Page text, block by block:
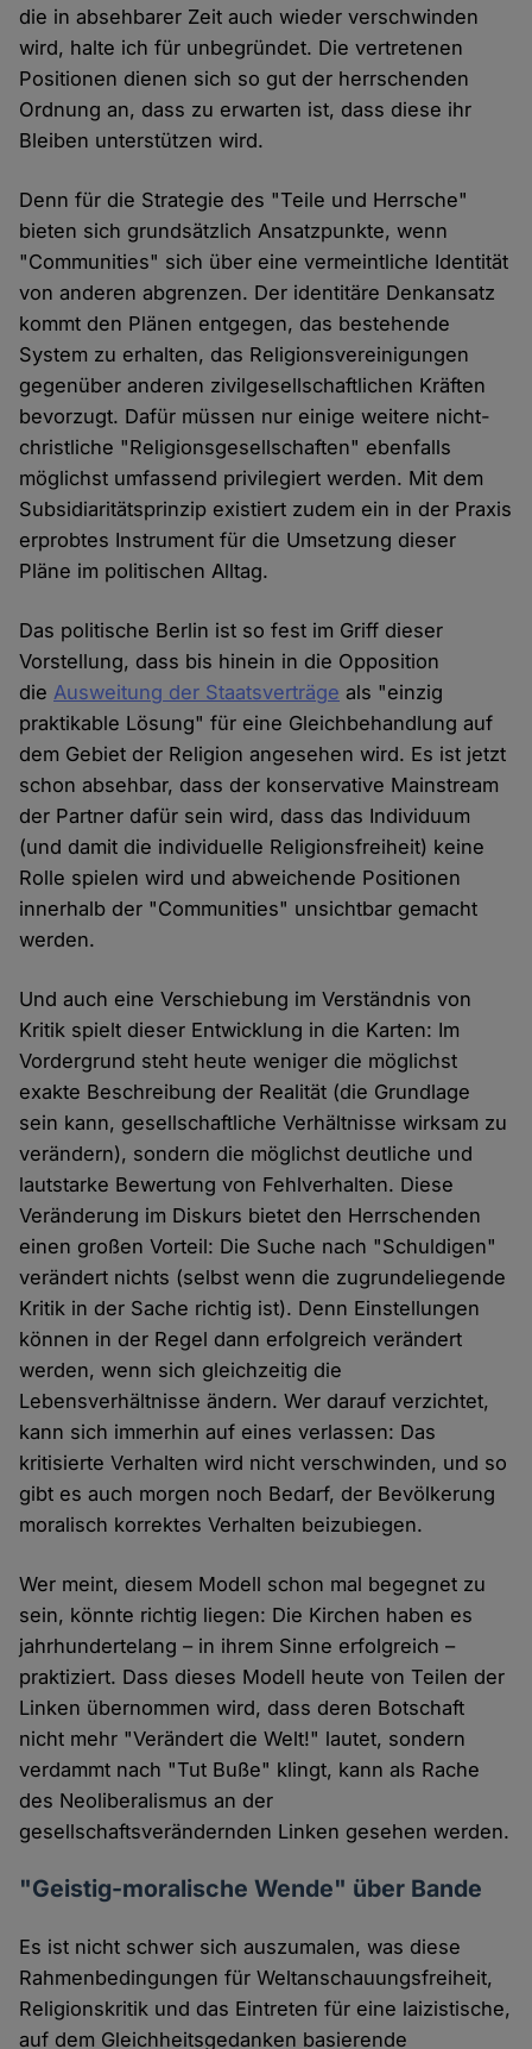
die in absehbarer Zeit auch wieder verschwinden
wird, halte ich für unbegründet. Die vertretenen
Positionen dienen sich so gut der herrschenden
Ordnung an, dass zu erwarten ist, dass diese ihr
Bleiben unterstützen wird.
Denn für die Strategie des "Teile und Herrsche"
bieten sich grundsätzlich Ansatzpunkte, wenn
"Communities" sich über eine vermeintliche Identität
von anderen abgrenzen. Der identitäre Denkansatz
kommt den Plänen entgegen, das bestehende
System zu erhalten, das Religionsvereinigungen
gegenüber anderen zivilgesellschaftlichen Kräften
bevorzugt. Dafür müssen nur einige weitere nicht-
christliche "Religionsgesellschaften" ebenfalls
möglichst umfassend privilegiert werden. Mit dem
Subsidiaritätsprinzip existiert zudem ein in der Praxis
erprobtes Instrument für die Umsetzung dieser
Pläne im politischen Alltag.
Das politische Berlin ist so fest im Griff dieser
Vorstellung, dass bis hinein in die Opposition
dieAusweitung der Staatsverträge als "einzig
praktikable Lösung" für eine Gleichbehandlung auf
dem Gebiet der Religion angesehen wird. Es ist jetzt
schon absehbar, dass der konservative Mainstream
der Partner dafür sein wird, dass das Individuum
(und damit die individuelle Religionsfreiheit) keine
Rolle spielen wird und abweichende Positionen
innerhalb der "Communities" unsichtbar gemacht
werden.
Und auch eine Verschiebung im Verständnis von
Kritik spielt dieser Entwicklung in die Karten: Im
Vordergrund steht heute weniger die möglichst
exakte Beschreibung der Realität (die Grundlage
sein kann, gesellschaftliche Verhältnisse wirksam zu
verändern), sondern die möglichst deutliche und
lautstarke Bewertung von Fehlverhalten. Diese
Veränderung im Diskurs bietet den Herrschenden
einen großen Vorteil: Die Suche nach "Schuldigen"
verändert nichts (selbst wenn die zugrundeliegende
Kritik in der Sache richtig ist). Denn Einstellungen
können in der Regel dann erfolgreich verändert
werden, wenn sich gleichzeitig die
Lebensverhältnisse ändern. Wer darauf verzichtet,
kann sich immerhin auf eines verlassen: Das
kritisierte Verhalten wird nicht verschwinden, und so
gibt es auch morgen noch Bedarf, der Bevölkerung
moralisch korrektes Verhalten beizubiegen.
Wer meint, diesem Modell schon mal begegnet zu
sein, könnte richtig liegen: Die Kirchen haben es
jahrhundertelang – in ihrem Sinne erfolgreich –
praktiziert. Dass dieses Modell heute von Teilen der
Linken übernommen wird, dass deren Botschaft
nicht mehr "Verändert die Welt!" lautet, sondern
verdammt nach "Tut Buße" klingt, kann als Rache
des Neoliberalismus an der
gesellschaftsverändernden Linken gesehen werden.
"Geistig-moralische Wende" über Bande
Es ist nicht schwer sich auszumalen, was diese
Rahmenbedingungen für Weltanschauungsfreiheit,
Religionskritik und das Eintreten für eine laizistische,
auf dem Gleichheitsgedanken basierende